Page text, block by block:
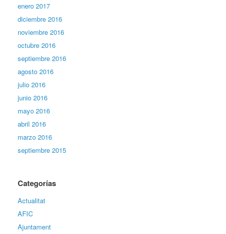
enero 2017
diciembre 2016
noviembre 2016
octubre 2016
septiembre 2016
agosto 2016
julio 2016
junio 2016
mayo 2016
abril 2016
marzo 2016
septiembre 2015
Categorías
Actualitat
AFIC
Ajuntament